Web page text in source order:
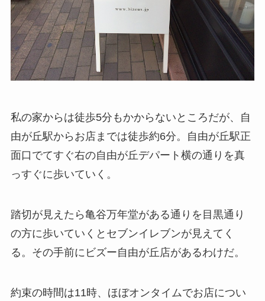
私の家からは徒歩5分もかからないところだが、自
由が丘駅からお店までは徒歩約6分。自由が丘駅正
面口でてすぐ右の自由が丘デパート横の通りを真
っすぐに歩いていく。
踏切が見えたら亀谷万年堂がある通りを目黒通り
の方に歩いていくとセブンイレブンが見えてく
る。その手前にビズー自由が丘店があるわけだ。
約束の時間は11時、ほぼオンタイムでお店につい